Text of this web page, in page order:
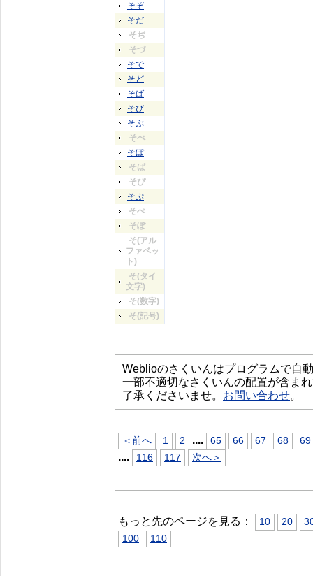
そぞ
そだ
そぢ
そづ
そで
そど
そば
そび
そぶ
そべ
そぼ
そぱ
そぴ
そぷ
そぺ
そぽ
そ(アル
ファベッ
ト)
そ(タイ
文字)
そ(数字)
そ(記号)
Weblioのさくいんはプログラムで自
一部不適切なさくいんの配置が含ま
了承くださいませ。 お問い合わせ。
＜前へ 1 2 .... 65 66 67 68 69
.... 116 117 次へ＞
もっと先のページを見る： 10 20
100
110